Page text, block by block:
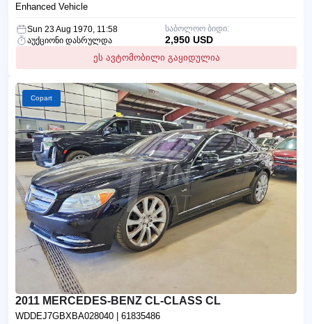
Enhanced Vehicle
Sun 23 Aug 1970, 11:58
აუქციონი დასრულდა
ეს ავტომობილი გაყიდულია
საბოლოო ბიდი:
2,950 USD
Copart
2011 MERCEDES-BENZ CL-CLASS CL
WDDEJ7GBXBA028040 | 61835486